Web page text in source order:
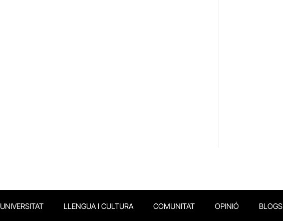
UNIVERSITAT LLENGUA I CULTURA COMUNITAT OPINIÓ BLOGS